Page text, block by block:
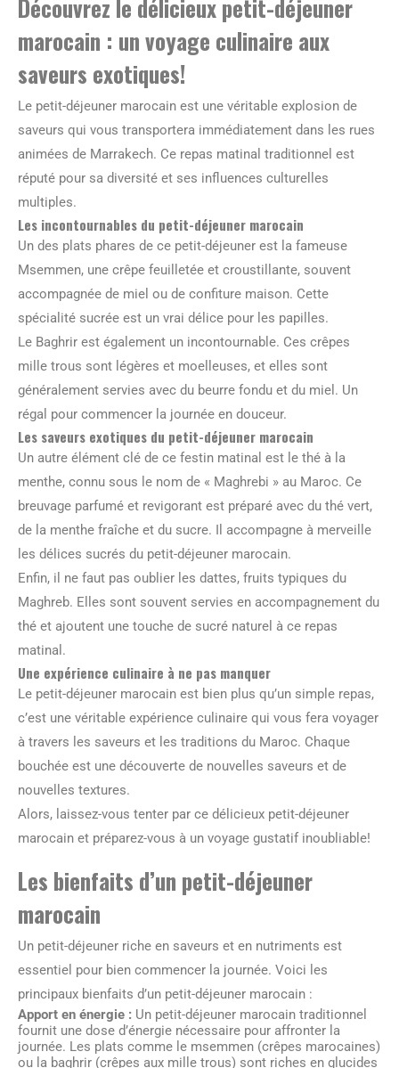
Découvrez le délicieux petit-déjeuner
marocain : un voyage culinaire aux
saveurs exotiques!
Le petit-déjeuner marocain est une véritable explosion de
saveurs qui vous transportera immédiatement dans les rues
animées de Marrakech. Ce repas matinal traditionnel est
réputé pour sa diversité et ses influences culturelles
multiples.
Les incontournables du petit-déjeuner marocain
Un des plats phares de ce petit-déjeuner est la fameuse
Msemmen, une crêpe feuilletée et croustillante, souvent
accompagnée de miel ou de confiture maison. Cette
spécialité sucrée est un vrai délice pour les papilles.
Le Baghrir est également un incontournable. Ces crêpes
mille trous sont légères et moelleuses, et elles sont
généralement servies avec du beurre fondu et du miel. Un
régal pour commencer la journée en douceur.
Les saveurs exotiques du petit-déjeuner marocain
Un autre élément clé de ce festin matinal est le thé à la
menthe, connu sous le nom de « Maghrebi » au Maroc. Ce
breuvage parfumé et revigorant est préparé avec du thé vert,
de la menthe fraîche et du sucre. Il accompagne à merveille
les délices sucrés du petit-déjeuner marocain.
Enfin, il ne faut pas oublier les dattes, fruits typiques du
Maghreb. Elles sont souvent servies en accompagnement du
thé et ajoutent une touche de sucré naturel à ce repas
matinal.
Une expérience culinaire à ne pas manquer
Le petit-déjeuner marocain est bien plus qu’un simple repas,
c’est une véritable expérience culinaire qui vous fera voyager
à travers les saveurs et les traditions du Maroc. Chaque
bouchée est une découverte de nouvelles saveurs et de
nouvelles textures.
Alors, laissez-vous tenter par ce délicieux petit-déjeuner
marocain et préparez-vous à un voyage gustatif inoubliable!
Les bienfaits d’un petit-déjeuner
marocain
Un petit-déjeuner riche en saveurs et en nutriments est
essentiel pour bien commencer la journée. Voici les
principaux bienfaits d’un petit-déjeuner marocain :
Apport en énergie : Un petit-déjeuner marocain traditionnel
fournit une dose d’énergie nécessaire pour affronter la
journée. Les plats comme le msemmen (crêpes marocaines)
ou la baghrir (crêpes aux mille trous) sont riches en glucides